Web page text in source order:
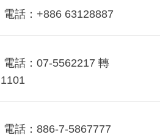
電話：+886 63128887
電話：07-5562217 轉
1101
電話：886-7-5867777